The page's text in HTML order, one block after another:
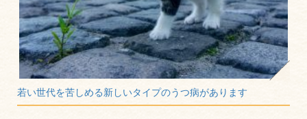
若い世代を苦しめる新しいタイプのうつ病があります